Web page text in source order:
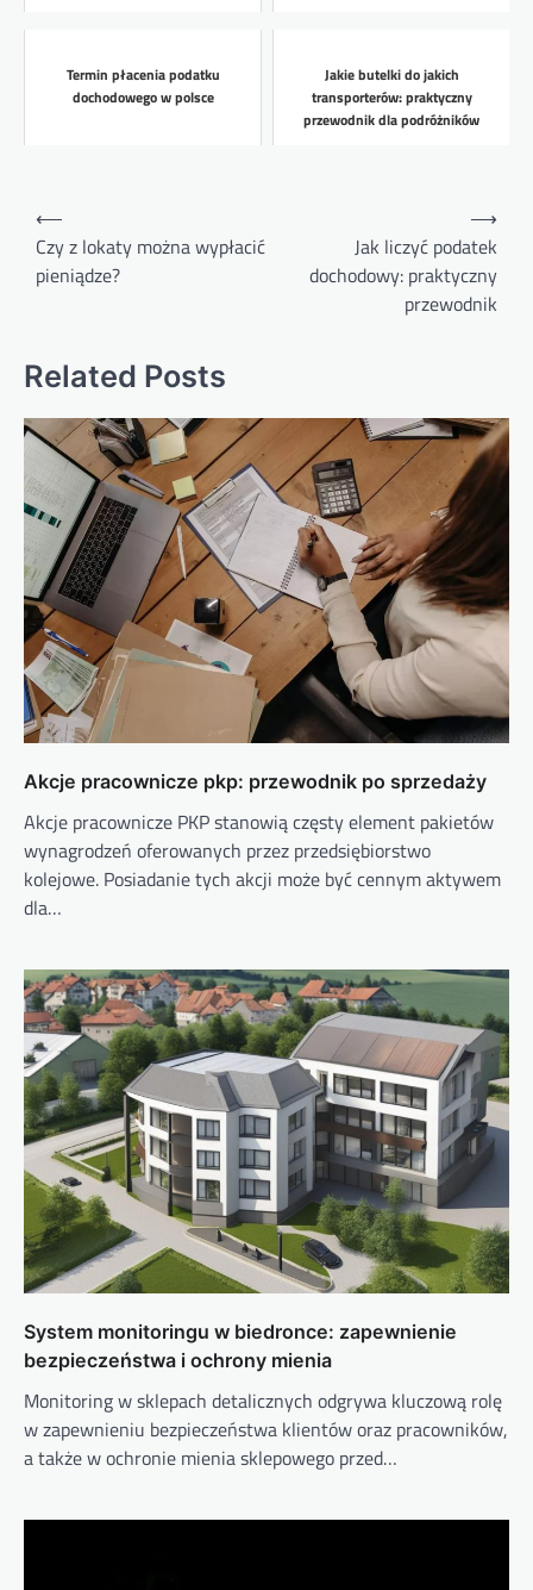
Termin płacenia podatku
dochodowego w polsce
Jakie butelki do jakich
transporterów: praktyczny
przewodnik dla podróżników
Nawigacja
wpisu
⟵
Czy z lokaty można wypłacić
pieniądze?
Jak liczyć podatek
dochodowy: praktyczny
przewodnik
⟶
Related Posts
Akcje pracownicze pkp: przewodnik po sprzedaży
Akcje pracownicze PKP stanowią częsty element pakietów
wynagrodzeń oferowanych przez przedsiębiorstwo
kolejowe. Posiadanie tych akcji może być cennym aktywem
dla…
System monitoringu w biedronce: zapewnienie
bezpieczeństwa i ochrony mienia
Monitoring w sklepach detalicznych odgrywa kluczową rolę
w zapewnieniu bezpieczeństwa klientów oraz pracowników,
a także w ochronie mienia sklepowego przed…